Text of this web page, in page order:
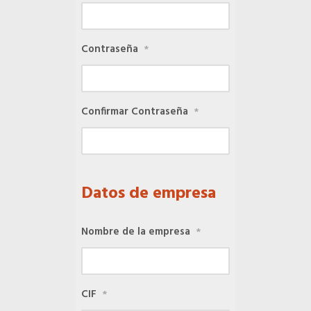
SERVICIOS EN TU COLEGIO
Curso de Acceso
Telefonía AC
Título Oficial
Contraseña *
Confirmar Contraseña *
Datos de empresa
Nombre de la empresa *
CIF *